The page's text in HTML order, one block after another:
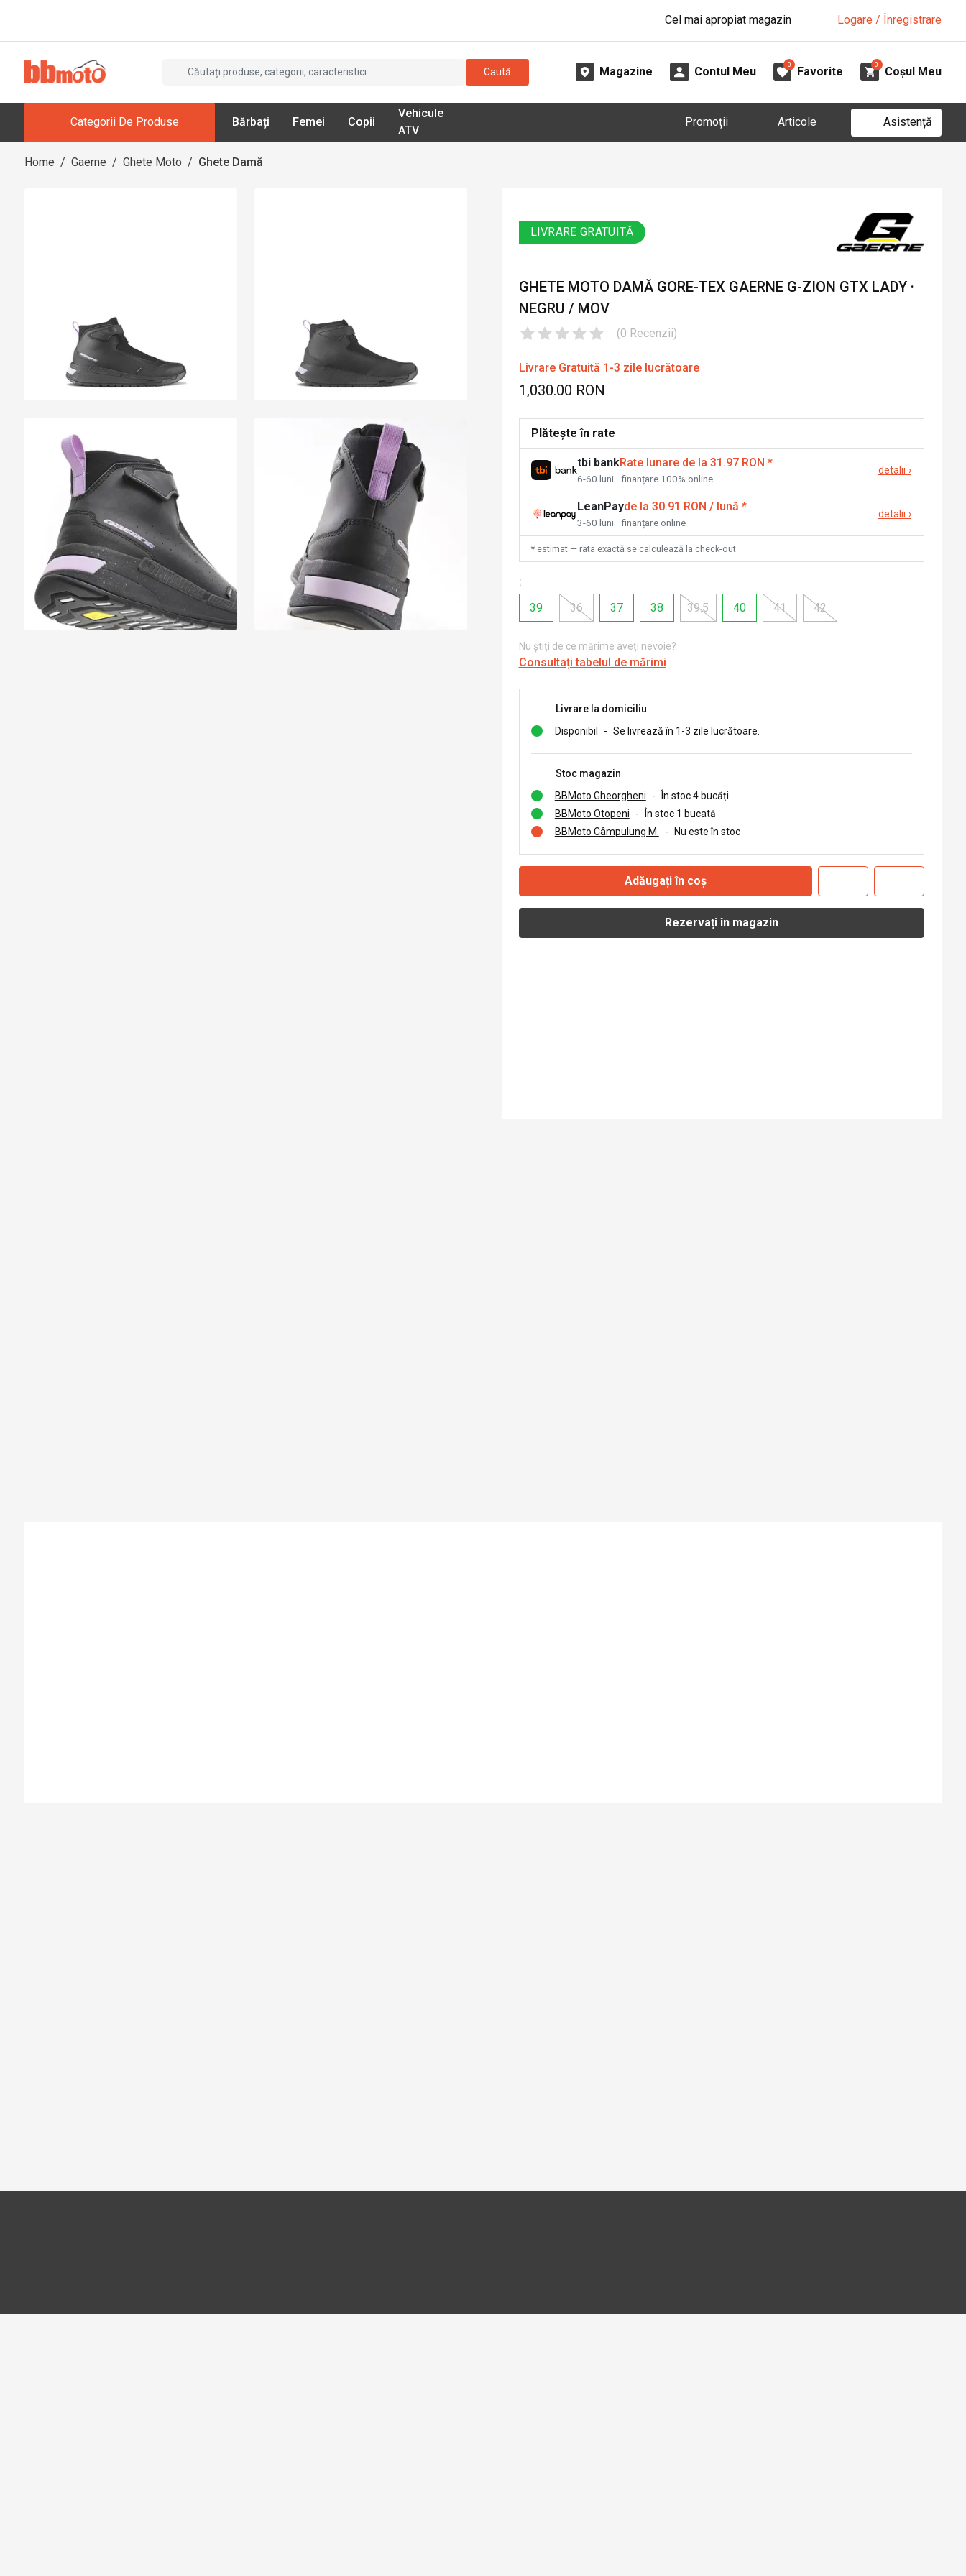
Cel mai apropiat magazin Logare / Înregistrare
Caută Magazine Contul Meu
0
Favorite
0
Coșul Meu
Categorii De Produse Bărbați Femei Copii
Vehicule
ATV
Promoții Articole Asistență
Home / Gaerne / Ghete Moto / Ghete Damă
LIVRARE GRATUITĂ
GHETE MOTO DAMĂ GORE-TEX GAERNE G-ZION GTX LADY ·
NEGRU / MOV
(0 Recenzii)
Livrare Gratuită 1-3 zile lucrătoare
1,030.00 RON
Plătește în rate
tbi bankRate lunare de la 31.97 RON *
6-60 luni · finanțare 100% online
detalii ›
LeanPayde la 30.91 RON / lună *
3-60 luni · finanțare online
detalii ›
* estimat — rata exactă se calculează la check-out
:
39
36 37 38 39.5 40 41 42
Nu știți de ce mărime aveți nevoie?
Consultați tabelul de mărimi
Livrare la domiciliu
Disponibil
- Se livrează în 1-3 zile lucrătoare.
Stoc magazin
BBMoto Gheorgheni
-
În stoc 4 bucăți
BBMoto Otopeni
-
În stoc 1 bucată
BBMoto Câmpulung M.
- Nu este în stoc
Adăugați în coș
Rezervați în magazin